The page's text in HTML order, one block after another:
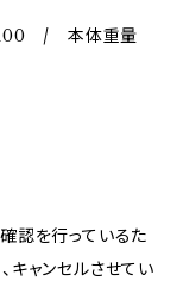
/ 本体重量
認を行っているた
キャンセルさせてい